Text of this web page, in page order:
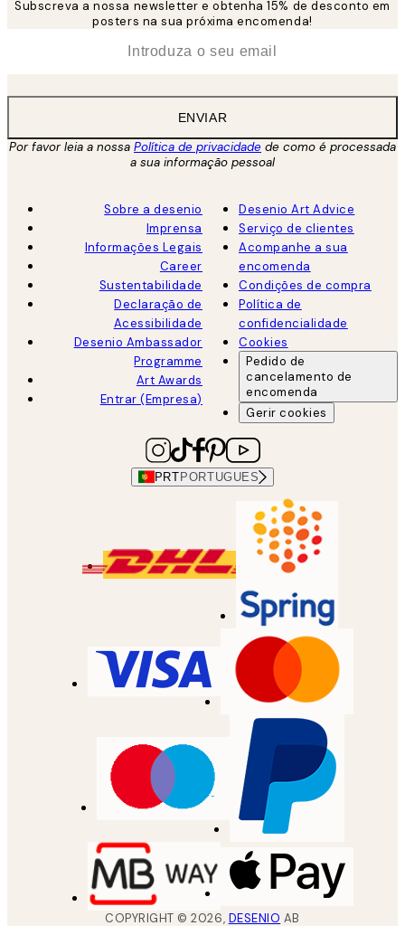
Subscreva a nossa newsletter e obtenha 15% de desconto em
posters na sua próxima encomenda!
ENVIAR
Por favor leia a nossa Política de privacidade de como é processada
a sua informação pessoal
Sobre a desenio
Imprensa
Informações Legais
Career
Sustentabilidade
Declaração de
Acessibilidade
Desenio Ambassador
Programme
Art Awards
Entrar (Empresa)
Desenio Art Advice
Serviço de clientes
Acompanhe a sua
encomenda
Condições de compra
Política de
confidencialidade
Cookies
Pedido de
cancelamento de
encomenda
Gerir cookies
PRT PORTUGUES
COPYRIGHT ©2026, DESENIO AB